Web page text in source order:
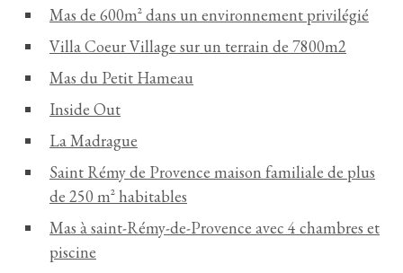
Mas de 600m² dans un environnement privilégié
Villa Coeur Village sur un terrain de 7800m2
Mas du Petit Hameau
Inside Out
La Madrague
Saint Rémy de Provence maison familiale de plus
de 250 m² habitables
Mas à saint-Rémy-de-Provence avec 4 chambres et
piscine